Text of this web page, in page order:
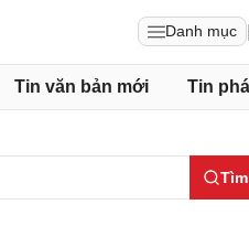
Danh mục
Tin văn bản mới Tin